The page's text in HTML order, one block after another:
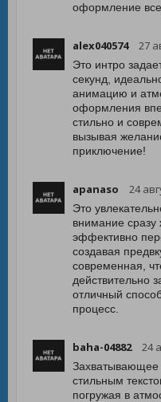
оформление
alex040574 27
Это интро
секунд,
анимацию и
оформления
стильно и
вызывая
приключение!
apanaso 24
Это
внимание сразу
эффективно
создавая
современная,
действительно
отличный
процесс.
baha-04882 24
Захватывающее
стильным
погружая в